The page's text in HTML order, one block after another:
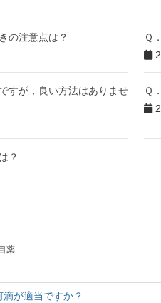
の注意点は？
Ｑ
すが，良い方法はありませ
Ｑ
？
目薬
滴が適当ですか？